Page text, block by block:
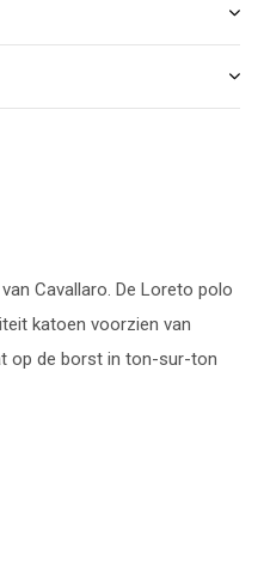
Cavallaro. De Loreto polo
katoen voorzien van
op de borst in ton-sur-ton